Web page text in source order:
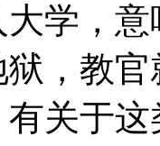
学，
，教
关于